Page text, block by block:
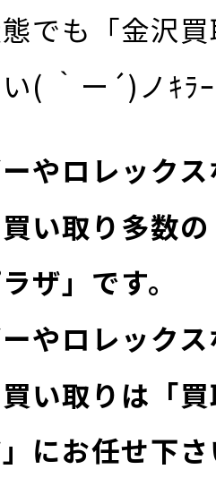
でも「金沢
( ｀ー´)ノｷ
やロレック
い取り多数
ザ」です。
やロレック
い取りは「
」にお任せ下